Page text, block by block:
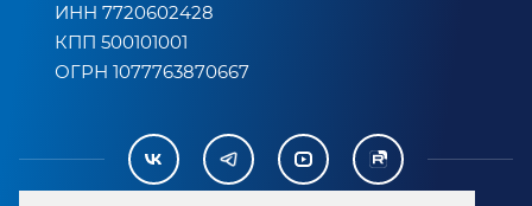
ИНН 7720602428
КПП 500101001
ОГРН 1077763870667